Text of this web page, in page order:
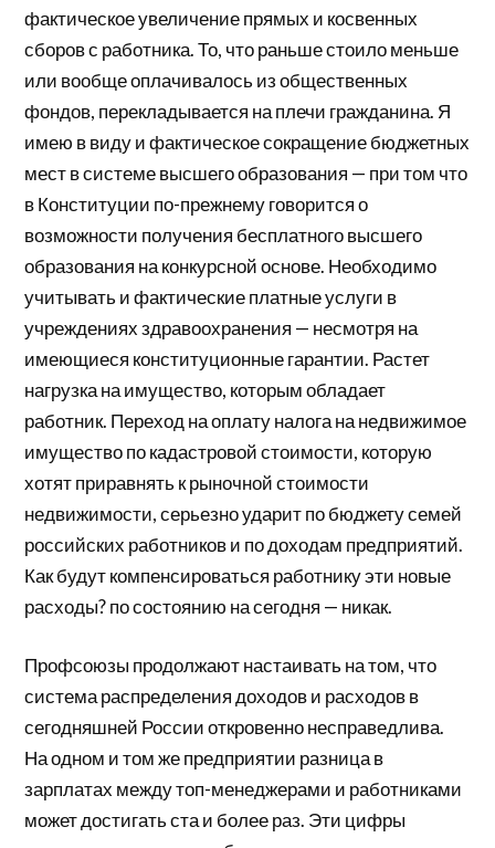
фактическое увеличение прямых и косвенных
сборов с работника. То, что раньше стоило меньше
или вообще оплачивалось из общественных
фондов, перекладывается на плечи гражданина. Я
имею в виду и фактическое сокращение бюджетных
мест в системе высшего образования — при том что
в Конституции по-прежнему говорится о
возможности получения бесплатного высшего
образования на конкурсной основе. Необходимо
учитывать и фактические платные услуги в
учреждениях здравоохранения — несмотря на
имеющиеся конституционные гарантии. Растет
нагрузка на имущество, которым обладает
работник. Переход на оплату налога на недвижимое
имущество по кадастровой стоимости, которую
хотят приравнять к рыночной стоимости
недвижимости, серьезно ударит по бюджету семей
российских работников и по доходам предприятий.
Как будут компенсироваться работнику эти новые
расходы? по состоянию на сегодня — никак.
Профсоюзы продолжают настаивать на том, что
система распределения доходов и расходов в
сегодняшней России откровенно несправедлива.
На одном и том же предприятии разница в
зарплатах между топ-менеджерами и работниками
может достигать ста и более раз. Эти цифры